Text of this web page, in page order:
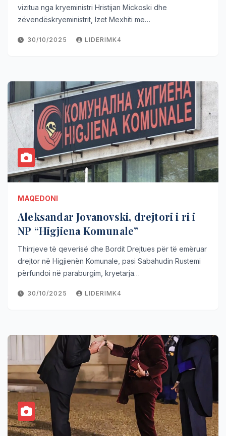
vizitua nga kryeministri Hristijan Mickoski dhe
zëvendëskryeministrit, Izet Mexhiti me…
30/10/2025 LIDERIMK4
MAQEDONI
Aleksandar Jovanovski, drejtori i ri i
NP “Higjiena Komunale”
Thirrjeve të qeverisë dhe Bordit Drejtues për të emëruar
drejtor në Higjienën Komunale, pasi Sabahudin Rustemi
përfundoi në paraburgim, kryetarja…
30/10/2025 LIDERIMK4